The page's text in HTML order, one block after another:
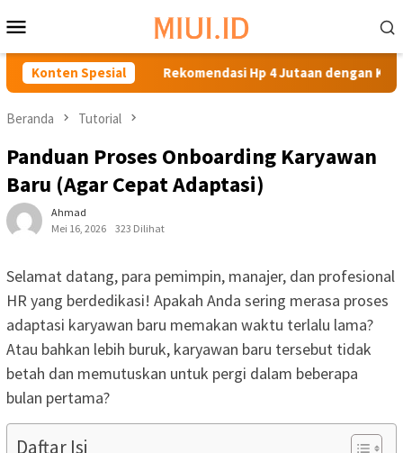
ke
kontenMobile
Konten SpesialRekomendasi Hp 4 Jutaan dengan Kamera
Beranda Tutorial
Panduan Proses Onboarding Karyawan
Baru (Agar Cepat Adaptasi)
Ahmad
Mei 16, 2026
323 Dilihat
Selamat datang, para pemimpin, manajer, dan profesional
HR yang berdedikasi! Apakah Anda sering merasa proses
adaptasi karyawan baru memakan waktu terlalu lama?
Atau bahkan lebih buruk, karyawan baru tersebut tidak
betah dan memutuskan untuk pergi dalam beberapa
bulan pertama?
Daftar Isi